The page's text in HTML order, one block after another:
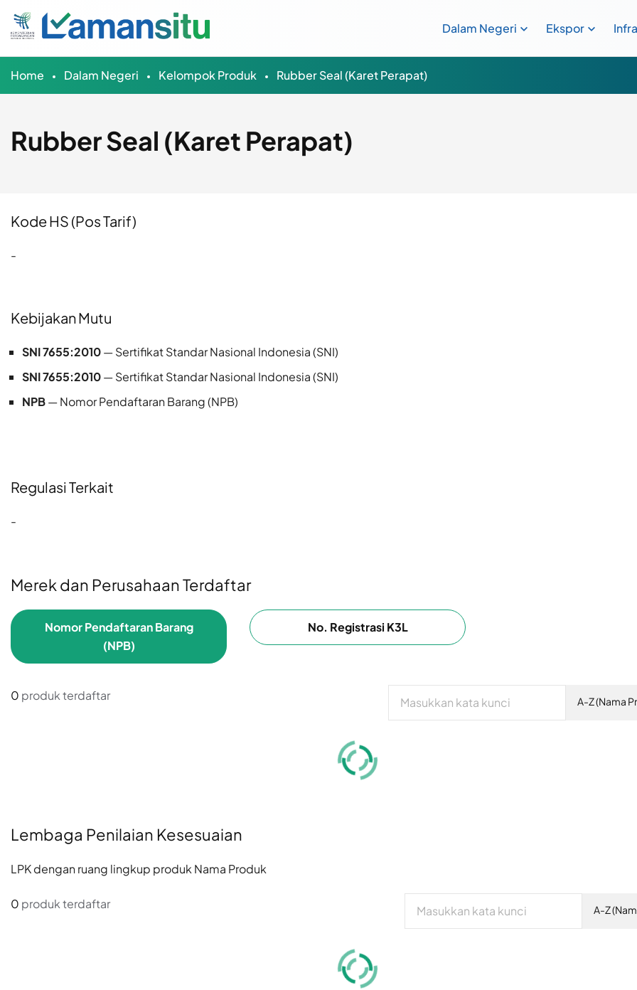
Dalam Negeri Ekspor
Home Dalam Negeri Kelompok Produk Rubber Seal (Karet Perapat)
Rubber Seal (Karet Perapat)
Kode HS (Pos Tarif)
-
Kebijakan Mutu
SNI 7655:2010— Sertifikat Standar Nasional Indonesia (SNI)
SNI 7655:2010— Sertifikat Standar Nasional Indonesia (SNI)
NPB— Nomor Pendaftaran Barang (NPB)
Regulasi Terkait
-
Merek dan Perusahaan Terdaftar
Nomor Pendaftaran Barang
(NPB)
No. Registrasi K3L
0 produk terdaftar A-Z (Nama
Lembaga Penilaian Kesesuaian
LPK dengan ruang lingkup produk Nama Produk
0 produk terdaftar A-Z